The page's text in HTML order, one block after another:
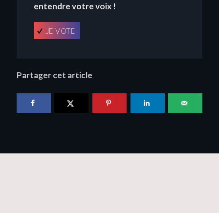
entendre votre voix !
JE VOTE
Partager cet article